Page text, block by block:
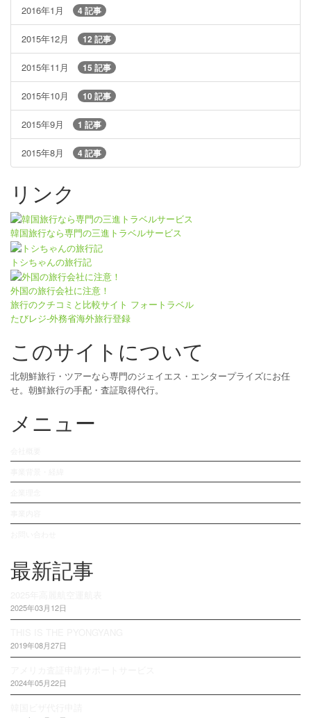
2016年1月 4 記事
2015年12月 12 記事
2015年11月 15 記事
2015年10月 10 記事
2015年9月 1 記事
2015年8月 4 記事
リンク
韓国旅行なら専門の三進トラベルサービス
トシちゃんの旅行記
外国の旅行会社に注意！
旅行のクチコミと比較サイト フォートラベル
たびレジ-外務省海外旅行登録
このサイトについて
北朝鮮旅行・ツアーなら専門のジェイエス・エンタープライズにお任
せ。朝鮮旅行の手配・査証取得代行。
メニュー
最新記事
2025年03月12日
2019年08月27日
2024年05月22日